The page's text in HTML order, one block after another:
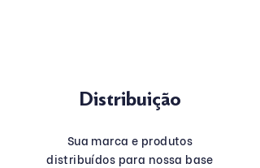
Distribuição
Sua marca e produtos
distribuídos para nossa base